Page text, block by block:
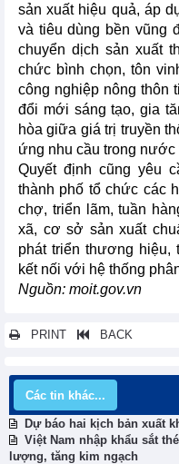
sản xuất hiệu quả, áp
và tiêu dùng bền vũng
chuyển dịch sản xuất
chức bình chọn, tôn
công nghiệp nông thôn
đổi mới sáng tạo, gia
hòa giữa giá trị truyền
ứng nhu cầu trong nước
Quyết định cũng yêu
thành phố tổ chức các
chợ, triển lãm, tuần
xã, cơ sở sản xuất
phát triển thương hiệu,
kết nối với hệ thống
Nguồn: moit.gov.vn
PRINT BACK
Các tin khác...
Dự báo hai kịch bản xuất
Việt Nam nhập khẩu sắt
lượng, tăng kim ngạch